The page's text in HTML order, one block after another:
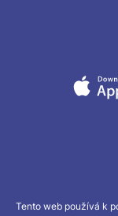
Tento web používá k